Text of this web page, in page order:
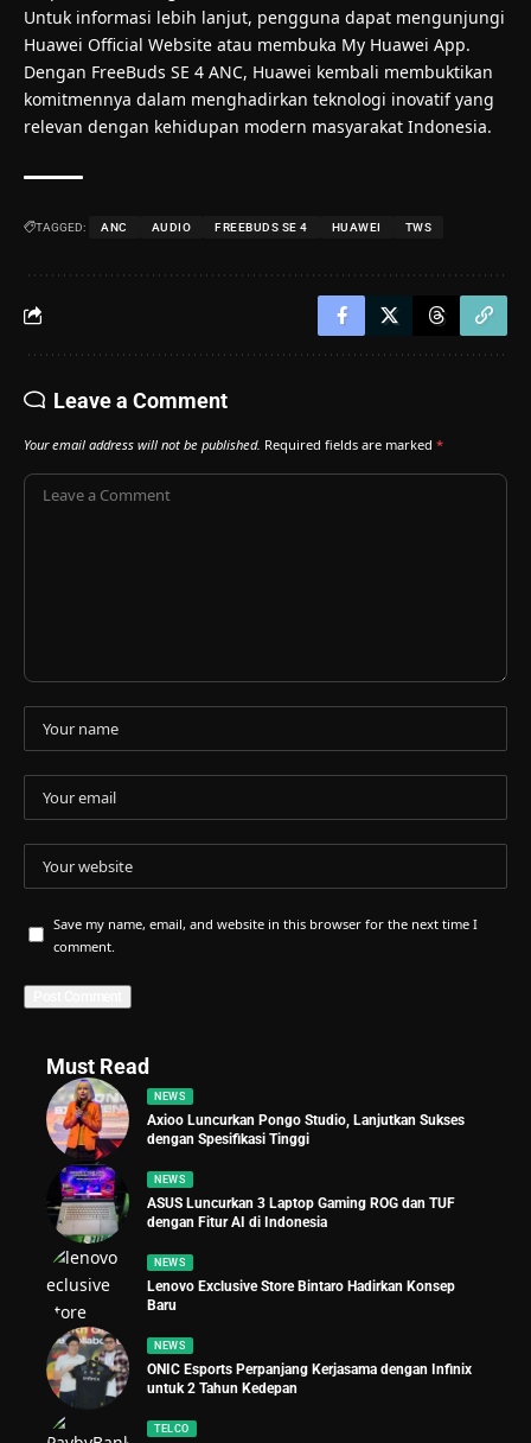
Untuk informasi lebih lanjut, pengguna dapat mengunjungi
Huawei Official Website atau membuka My Huawei App.
Dengan FreeBuds SE 4 ANC, Huawei kembali membuktikan
komitmennya dalam menghadirkan teknologi inovatif yang
relevan dengan kehidupan modern masyarakat Indonesia.
TAGGED: ANC AUDIO FREEBUDS SE 4 HUAWEI TWS
Leave a Comment
Your email address will not be published. Required fields are marked *
Save my name, email, and website in this browser for the next time I
comment.
Must Read
NEWS
Axioo Luncurkan Pongo Studio, Lanjutkan Sukses
dengan Spesifikasi Tinggi
NEWS
ASUS Luncurkan 3 Laptop Gaming ROG dan TUF
dengan Fitur AI di Indonesia
NEWS
Lenovo Exclusive Store Bintaro Hadirkan Konsep
Baru
NEWS
ONIC Esports Perpanjang Kerjasama dengan Infinix
untuk 2 Tahun Kedepan
TELCO